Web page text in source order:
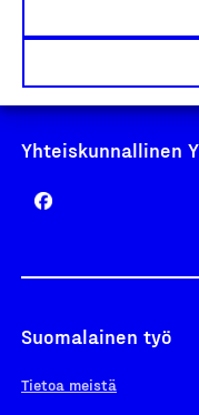
Design From
Yhteiskunnallinen
Suomalainen työ
Tietoa meistä